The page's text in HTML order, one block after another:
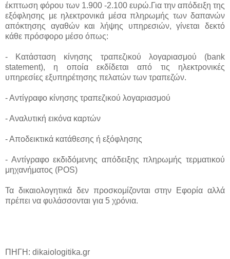
έκπτωση φόρου των 1.900 -2.100 ευρώ.Για την απόδειξη της
εξόφλησης με ηλεκτρονικά μέσα πληρωμής των δαπανών
απόκτησης αγαθών και λήψης υπηρεσιών, γίνεται δεκτό
κάθε πρόσφορο μέσο όπως:
- Κατάσταση κίνησης τραπεζικού λογαριασμού (bank
statement), η οποία εκδίδεται από τις ηλεκτρονικές
υπηρεσίες εξυπηρέτησης πελατών των τραπεζών.
- Αντίγραφο κίνησης τραπεζικού λογαριασμού
- Αναλυτική εικόνα καρτών
- Αποδεικτικά κατάθεσης ή εξόφλησης
- Αντίγραφο εκδιδόμενης απόδειξης πληρωμής τερματικού
μηχανήματος (POS)
Τα δικαιολογητικά δεν προσκομίζονται στην Εφορία αλλά
πρέπει να φυλάσσονται για 5 χρόνια.
ΠΗΓΗ: dikaiologitika.gr